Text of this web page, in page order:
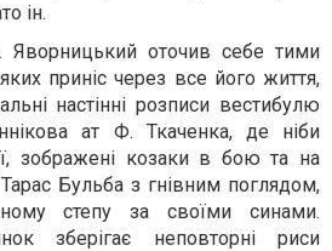
ін.
Яворницький оточив себе тими
приніс через все його життя,
настінні розписи вестибулю
ат Ф. Ткаченка, де ніби
зображені козаки в бою та на
Бульба з гнівним поглядом,
степу за своїми синами.
зберігає неповторні риси